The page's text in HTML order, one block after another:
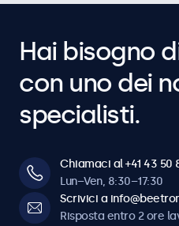
Hai bisogno
con uno dei
specialisti.
Chiamaci al +41 43 50
Lun–Ven, 8:30–17:30
Scrivici a
Risposta entro 2 ore